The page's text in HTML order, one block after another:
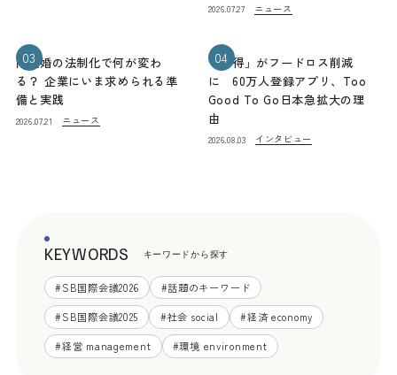
2026.07.27 ニュース
03
同性婚の法制化で何が変わ
る？ 企業にいま求められる準
備と実践
2026.07.21 ニュース
04
「お得」がフードロス削減
に 60万人登録アプリ、Too
Good To Go日本急拡大の理
由
2026.08.03 インタビュー
KEYWORDS キーワードから探す
#SB国際会議2026 #話題のキーワード
#SB国際会議2025 #社会 social #経済 economy
#経営 management #環境 environment